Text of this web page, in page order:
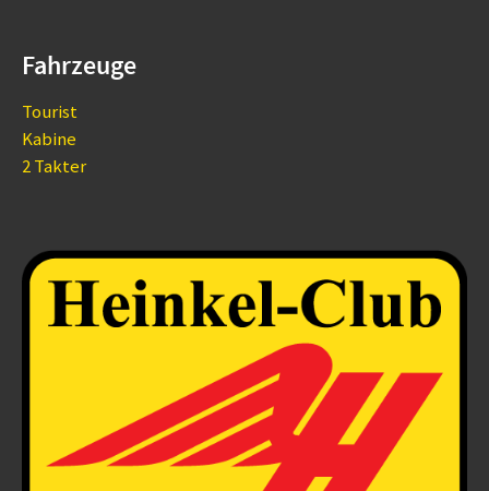
Fahrzeuge
Tourist
Kabine
2 Takter